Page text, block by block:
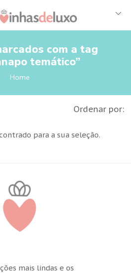
com a tag
temático”
Home
Ordenar por:
para a sua seleção.
mais lindas e os